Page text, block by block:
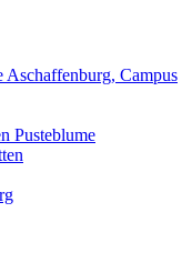
Aschaffenburg, Campus
Pusteblume